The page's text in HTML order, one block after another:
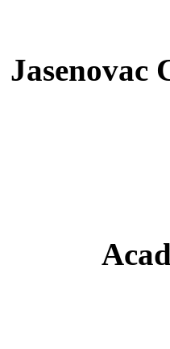
Jasenovac